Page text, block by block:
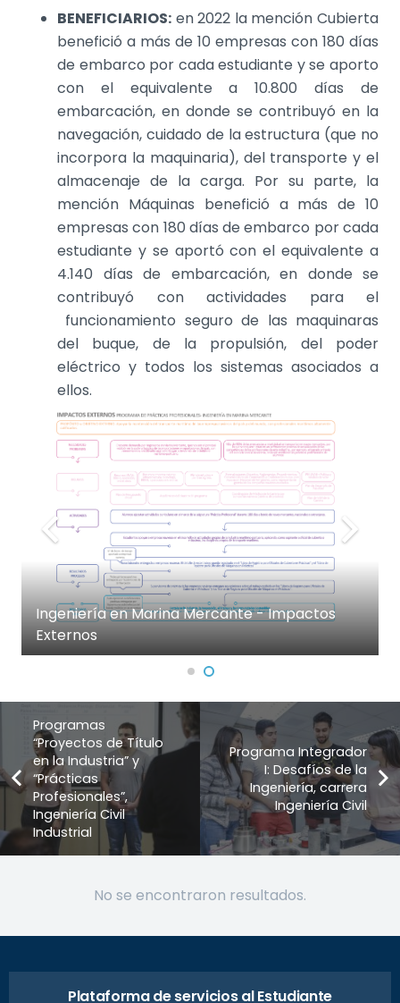
BENEFICIARIOS: en 2022 la mención Cubierta
benefició a más de 10 empresas con 180 días
de embarco por cada estudiante y se aporto
con el equivalente a 10.800 días de
embarcación, en donde se contribuyó en la
navegación, cuidado de la estructura (que no
incorpora la maquinaria), del transporte y el
almacenaje de la carga. Por su parte, la
mención Máquinas benefició a más de 10
empresas con 180 días de embarco por cada
estudiante yse aportó con el equivalente a
4.140 días de embarcación, en donde se
contribuyó con actividades para el
funcionamiento seguro de las maquinaras
del buque, de la propulsión, del poder
eléctrico y todos los sistemas asociados a
ellos.
Ingeniería en Marina Mercante - Impactos
Externos
Programas
“Proyectos de Título
en la Industria” y
“Prácticas
Profesionales”,
Ingeniería Civil
Industrial
Programa Integrador
I: Desafíos de la
Ingeniería, carrera
Ingeniería Civil
No se encontraron resultados.